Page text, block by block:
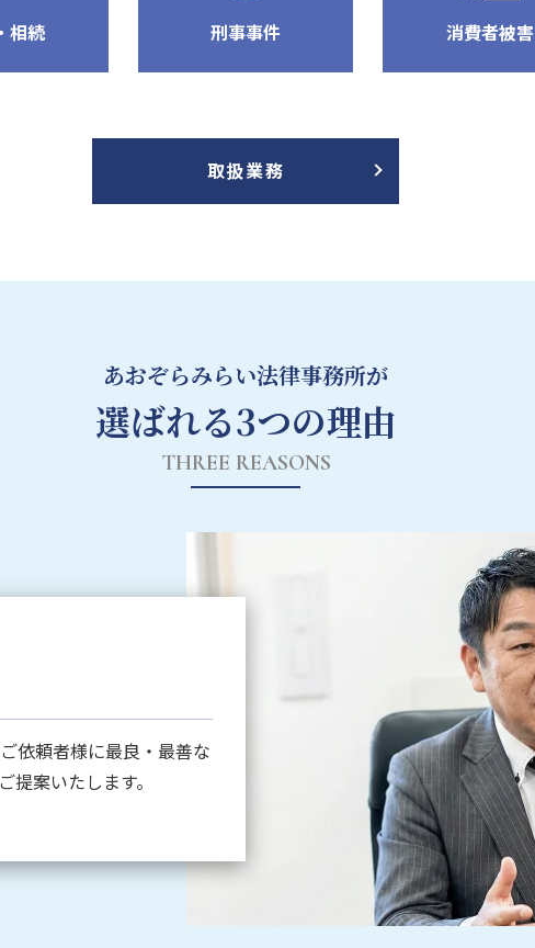
相続 刑事事件 消費者被害
取扱業務
あおぞらみらい法律事務所が
選ばれる3つの理由
THREE REASONS
依頼者様に最良・最善な
案いたします。